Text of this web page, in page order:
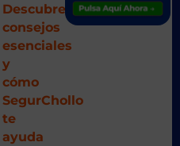
Descubre
consejos
esenciales
y
cómo
SegurChollo
te
ayuda